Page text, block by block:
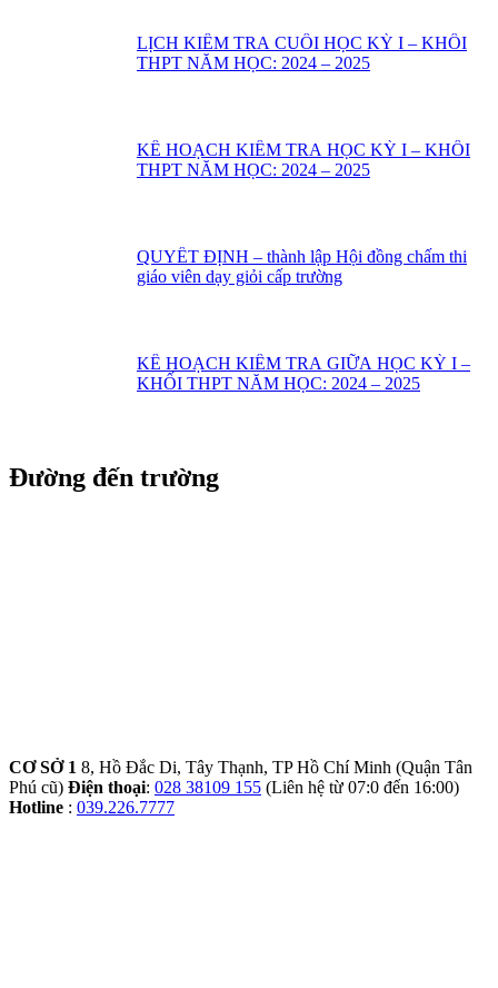
LỊCH KIỂM TRA CUỐI HỌC KỲ I – KHỐI
THPT NĂM HỌC: 2024 – 2025
KẾ HOẠCH KIỂM TRA HỌC KỲ I – KHỔI
THPT NĂM HỌC: 2024 – 2025
QUYẾT ĐỊNH – thành lập Hội đồng chấm thi
giáo viên dạy giỏi cấp trường
KẾ HOẠCH KIỂM TRA GIỮA HỌC KỲ I –
KHỐI THPT NĂM HỌC: 2024 – 2025
Đường đến trường
CƠ SỞ 1 8, Hồ Đắc Di, Tây Thạnh, TP Hồ Chí Minh (Quận Tân
Phú cũ) Điện thoại: 028 38109 155 (Liên hệ từ 07:0 đến 16:00)
Hotline : 039.226.7777